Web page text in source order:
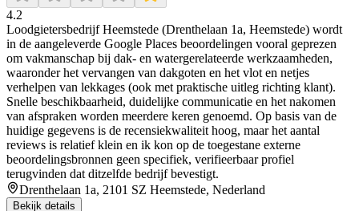
4.2
Loodgietersbedrijf Heemstede (Drenthelaan 1a, Heemstede) wordt
in de aangeleverde Google Places beoordelingen vooral geprezen
om vakmanschap bij dak- en watergerelateerde werkzaamheden,
waaronder het vervangen van dakgoten en het vlot en netjes
verhelpen van lekkages (ook met praktische uitleg richting klant).
Snelle beschikbaarheid, duidelijke communicatie en het nakomen
van afspraken worden meerdere keren genoemd. Op basis van de
huidige gegevens is de recensiekwaliteit hoog, maar het aantal
reviews is relatief klein en ik kon op de toegestane externe
beoordelingsbronnen geen specifiek, verifieerbaar profiel
terugvinden dat ditzelfde bedrijf bevestigt.
Drenthelaan 1a, 2101 SZ Heemstede, Nederland
Bekijk details